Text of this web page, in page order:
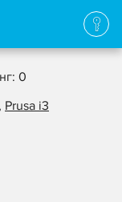
0
, Prusa i3